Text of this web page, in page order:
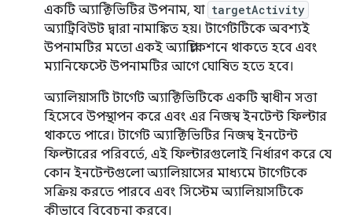
একটি অ্যাক্টিভিটির উপনাম, যা targetActivity
অ্যাট্রিবিউট দ্বারা নামাঙ্কিত হয়। টার্গেটটিকে অবশ্যই
উপনামটির মতো একই অ্যাপ্লিকেশনে থাকতে হবে এবং
ম্যানিফেস্টে উপনামটির আগে ঘোষিত হতে হবে।
অ্যালিয়াসটি টার্গেট অ্যাক্টিভিটিকে একটি স্বাধীন সত্তা
হিসেবে উপস্থাপন করে এবং এর নিজস্ব ইনটেন্ট ফিল্টার
থাকতে পারে। টার্গেট অ্যাক্টিভিটির নিজস্ব ইনটেন্ট
ফিল্টারের পরিবর্তে, এই ফিল্টারগুলোই নির্ধারণ করে যে
কোন ইনটেন্টগুলো অ্যালিয়াসের মাধ্যমে টার্গেটকে
সক্রিয় করতে পারবে এবং সিস্টেম অ্যালিয়াসটিকে
কীভাবে বিবেচনা করবে।